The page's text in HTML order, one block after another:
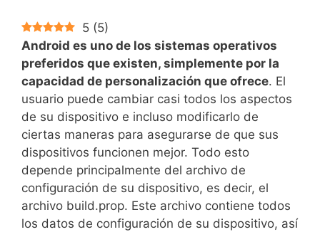
5 (5)
Android es uno de los sistemas operativos
preferidos que existen, simplemente por la
capacidad de personalización que ofrece. El
usuario puede cambiar casi todos los aspectos
de su dispositivo e incluso modificarlo de
ciertas maneras para asegurarse de que sus
dispositivos funcionen mejor. Todo esto
depende principalmente del archivo de
configuración de su dispositivo, es decir, el
archivo build.prop. Este archivo contiene todos
los datos de configuración de su dispositivo, así